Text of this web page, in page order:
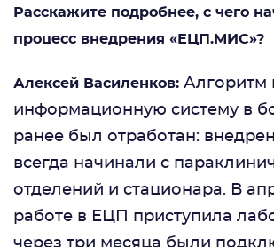
Расскажите подробнее, с чего
процесс внедрения «ЕЦП.МИС»?
Алексей Василенков: Алгоритм
информационную систему в
ранее был отработан:
всегда начинали с
отделений и стационара. В
работе в ЕЦП приступила
через три месяца были